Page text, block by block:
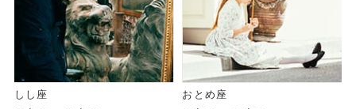
しし座 おとめ座